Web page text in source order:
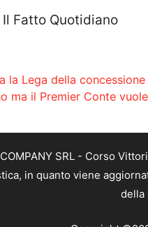
Fatto Quotidiano
la Lega della
ma il Premier Conte
SRL - Corso
in quanto viene
della